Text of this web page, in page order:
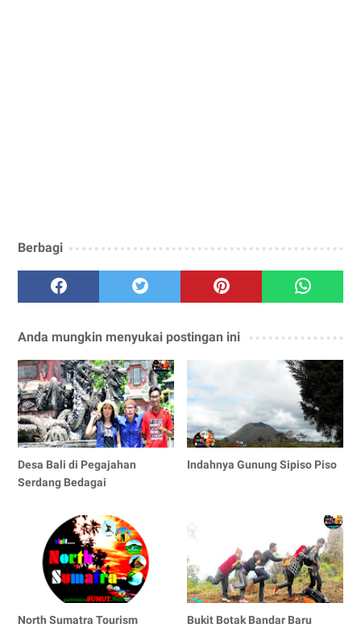
Berbagi
Anda mungkin menyukai postingan ini
Desa Bali di Pegajahan
Serdang Bedagai
Indahnya Gunung Sipiso Piso
North Sumatra Tourism Bukit Botak Bandar Baru